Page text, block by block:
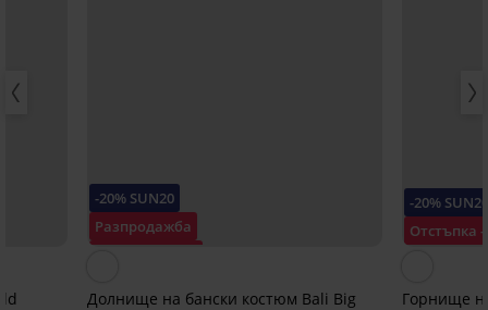
-20% SUN20
Разпродажба
Долнище на бански костюм Bali Big
-20% SUN20
Отстъпка -
Горнище